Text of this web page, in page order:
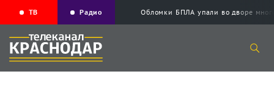
ТВ Радио Обломки БПЛА упали во дворе